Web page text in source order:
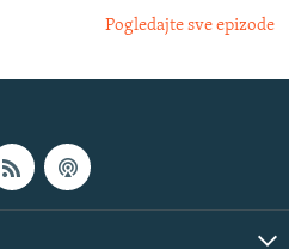
Pogledajte sve epizode